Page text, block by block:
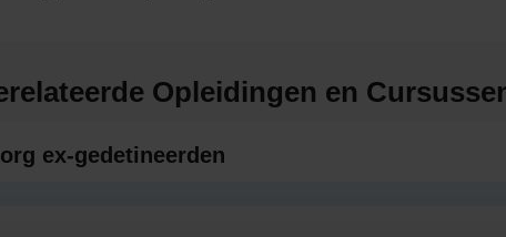
Opleidingen en
ex-gedetineerden